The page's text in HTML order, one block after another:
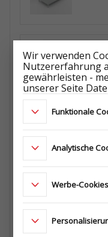
H800
Wir verwenden
Nutzererfahrung
gewährleisten -
unserer Seite
Funktionale
Analytische
Werbe-Cookies